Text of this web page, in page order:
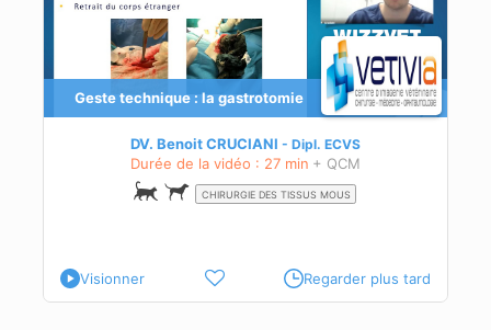
Geste technique : la gastrotomie
DV. Benoit CRUCIANI Dipl. ECVS
Durée de la vidéo : 27 min + QCM
CHIRURGIE DES TISSUS MOUS
Visionner Regarder plus tard